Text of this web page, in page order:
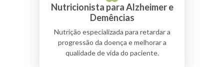
Nutricionista para Alzheimer e
Demências
Nutrição especializada para retardar a
progressão da doença e melhorar a
qualidade de vida do paciente.